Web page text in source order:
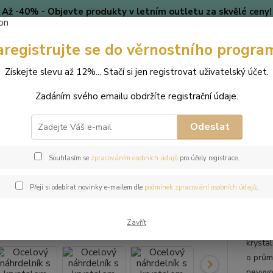
Až -40% - Objevte produkty v letním outletu za skvělé ceny!
🎄 VÁNOCE Blog
Hledat
(Po-
náhrdelník s krystalem
o
se do věrnostního
Získejte slevu až 12%... Stačí si jen registrovat uživatelský účet.
Zadáním svého emailu obdržíte registrační údaje.
Odeslat
Souhlasím se zpracováním osobních údajůpro účely registrace.
Přeji si odebírat novinky e-mailem dle podmínek zpracování osobních údajů.
Zavřít